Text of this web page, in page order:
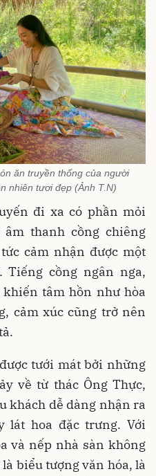
ăn truyền thống của người
nhiên tươi đẹp (Ảnh T.N)
đi xa có phần mỏi
thanh cồng chiêng
cảm nhận được một
cồng ngân nga,
tâm hồn như hòa
cảm xúc cũng trở nên
tưới mát bởi những
về từ thác Ông Thực,
khách dễ dàng nhận ra
lát hoa đặc trưng. Với
và nếp nhà sàn không
biểu tượng văn hóa, là